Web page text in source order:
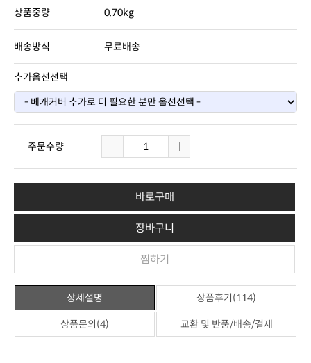
상품중량
0.70kg
배송방식 무료배송
추가옵션선택
주문수량
바로구매
장바구니
찜하기
상세설명 상품후기(114)
상품문의(4) 교환 및 반품/배송/결제